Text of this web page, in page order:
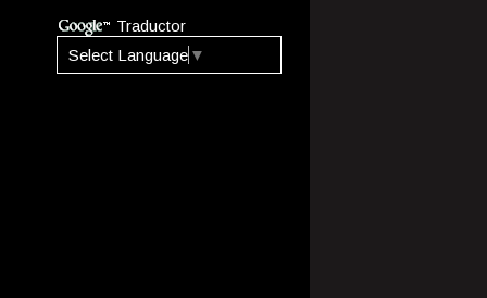
Traductor
Select Language ▼